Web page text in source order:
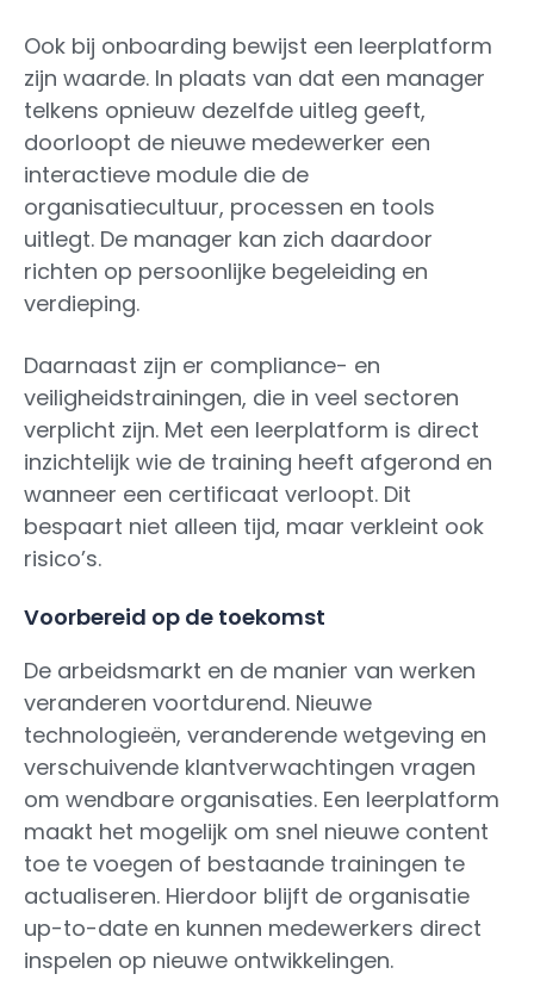
Ook bij onboarding bewijst een leerplatform
zijn waarde. In plaats van dat een manager
telkens opnieuw dezelfde uitleg geeft,
doorloopt de nieuwe medewerker een
interactieve module die de
organisatiecultuur, processen en tools
uitlegt. De manager kan zich daardoor
richten op persoonlijke begeleiding en
verdieping.
Daarnaast zijn er compliance- en
veiligheidstrainingen, die in veel sectoren
verplicht zijn. Met een leerplatform is direct
inzichtelijk wie de training heeft afgerond en
wanneer een certificaat verloopt. Dit
bespaart niet alleen tijd, maar verkleint ook
risico’s.
Voorbereid op de toekomst
De arbeidsmarkt en de manier van werken
veranderen voortdurend. Nieuwe
technologieën, veranderende wetgeving en
verschuivende klantverwachtingen vragen
om wendbare organisaties. Een leerplatform
maakt het mogelijk om snel nieuwe content
toe te voegen of bestaande trainingen te
actualiseren. Hierdoor blijft de organisatie
up-to-date en kunnen medewerkers direct
inspelen op nieuwe ontwikkelingen.